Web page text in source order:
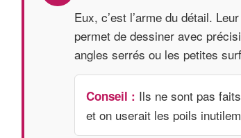
Eux, c’est l’arme du détail.
permet de dessiner avec
angles serrés ou les petites
Conseil : Ils ne sont pas
et on userait les poils